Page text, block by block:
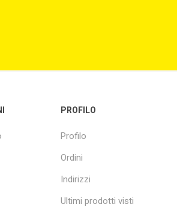
PROFILO
Profilo
Ordini
Indirizzi
Ultimi prodotti visti